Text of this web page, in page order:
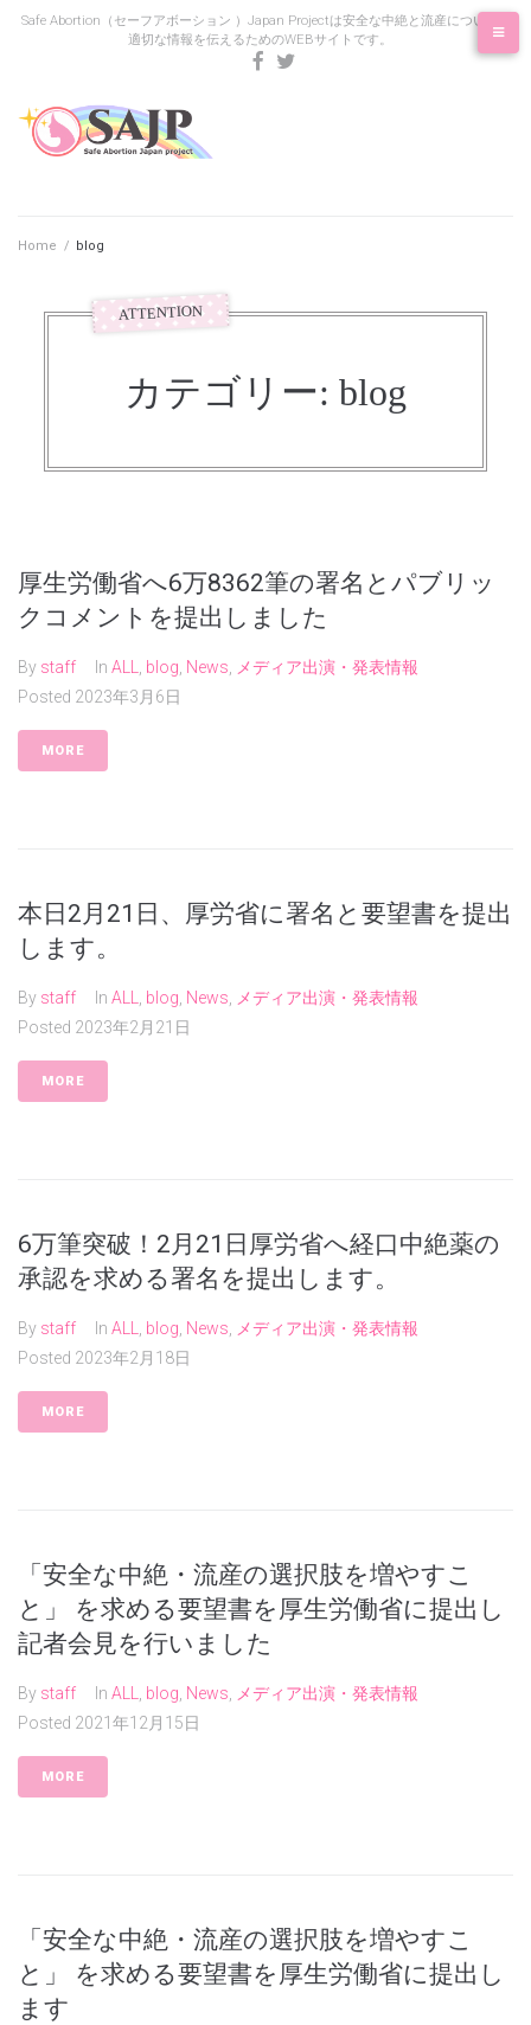
SkipSafe Abortion（セーフアボーション ）Japan Projectは安全な中絶と流産について
適切な情報を伝えるためのWEBサイトです。
Home / blog
カテゴリー: blog
厚生労働省へ6万8362筆の署名とパブリッ
クコメントを提出しました
By staff In ALL blog News
メディア出演・発表情報
Posted 2023年3月6日
MORE
本日2月21日、厚労省に署名と要望書を提出
します。
By staff In ALL blog News
メディア出演・発表情報
Posted 2023年2月21日
MORE
6万筆突破！2月21日厚労省へ経口中絶薬の
承認を求める署名を提出します。
By staff In ALL blog News
メディア出演・発表情報
Posted 2023年2月18日
MORE
「安全な中絶・流産の選択肢を増やすこ
と」 を求める要望書を厚生労働省に提出し
記者会見を行いました
By staff In ALL blog News
メディア出演・発表情報
Posted 2021年12月15日
MORE
「安全な中絶・流産の選択肢を増やすこ
と」 を求める要望書を厚生労働省に提出し
ます